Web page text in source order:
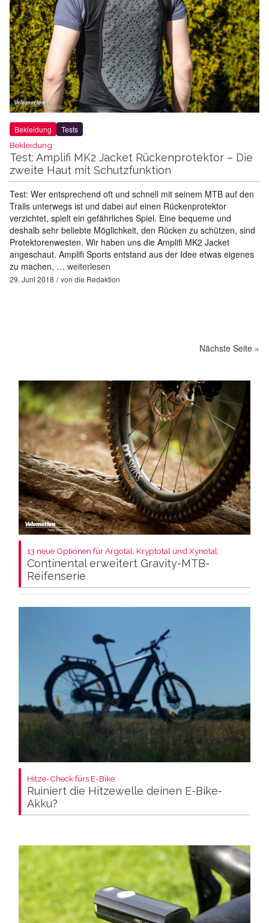
Bekleidung Tests
Bekleidung:
Test: Amplifi MK2 Jacket Rückenprotektor – Die
zweite Haut mit Schutzfunktion
Test: Wer entsprechend oft und schnell mit seinem MTB auf den
Trails unterwegs ist und dabei auf einen Rückenprotektor
verzichtet, spielt ein gefährliches Spiel. Eine bequeme und
deshalb sehr beliebte Möglichkeit, den Rücken zu schützen, sind
Protektorenwesten. Wir haben uns die Amplifi MK2 Jacket
angeschaut. Amplifi Sports entstand aus der Idee etwas eigenes
zu machen, … weiterlesen
29. Juni 2018 von die Redaktion
Nächste Seite »
13 neue Optionen für Argotal, Kryptotal und Xynotal:
Continental erweitert Gravity-MTB-
Reifenserie
Hitze-Check fürs E-Bike:
Ruiniert die Hitzewelle deinen E-Bike-
Akku?